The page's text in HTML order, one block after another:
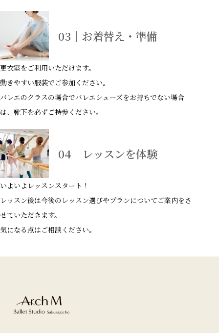
03｜お着替え・準備
更衣室をご利用いただけます。
動きやすい服装でご参加ください。
バレエのクラスの場合でバレエシューズをお持ちでない場合
は、靴下を必ずご持参ください。
04｜レッスンを体験
いよいよレッスンスタート！
レッスン後は今後のレッスン選びやプランについてご案内をさ
せていただきます。
気になる点はご相談ください。